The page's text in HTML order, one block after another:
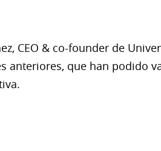
CEO & co-founder de
anteriores, que han podido